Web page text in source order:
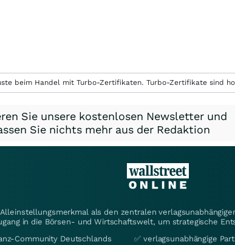
beim Handel mit Turbo-Zertifikaten. Turbo-Zertifikate sind
Sie unsere kostenlosen Newsletter und
Sie nichts mehr aus der Redaktion
als den zentralen
in die Börsen- und Wirtschaftswelt, um strategische
Community Deutschlands
✅ verlagsunabhängige